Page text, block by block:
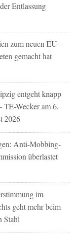
Entlassung
zum neuen EU-
gemacht hat
entgeht knapp
TE-Wecker am 6.
2026
Anti-Mobbing-
überlastet
im
geht mehr beim
Stahl